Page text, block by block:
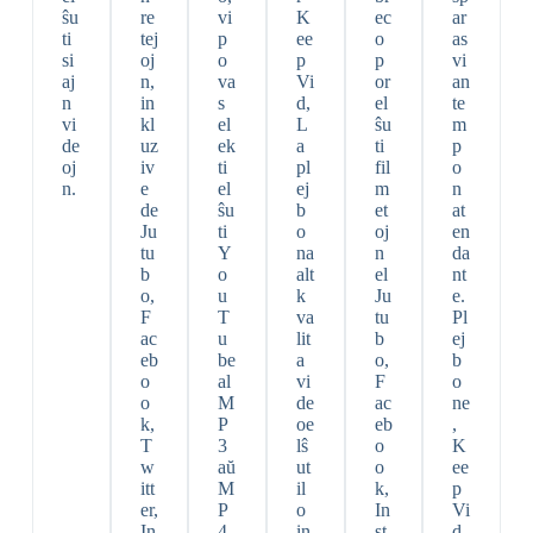
ŝu
ti
si
aj
n
vi
de
oj
n.
re
tej
oj
n,
in
kl
uz
iv
e
de
Ju
tu
b
o,
F
ac
eb
o
o
k,
T
w
itt
er,
vi
p
o
va
s
el
ek
ti
el
ŝu
ti
Y
o
u
T
u
be
al
M
P
3
aŭ
M
P
K
ee
p
Vi
d,
L
a
pl
ej
b
o
na
alt
k
va
lit
a
vi
de
oe
lŝ
ut
il
o
ec
o
p
or
el
ŝu
ti
fil
m
et
oj
n
el
Ju
tu
b
o,
F
ac
eb
o
o
k,
In
ar
as
vi
an
te
m
p
o
n
at
en
da
nt
e.
Pl
ej
b
o
ne
,
K
ee
p
Vi